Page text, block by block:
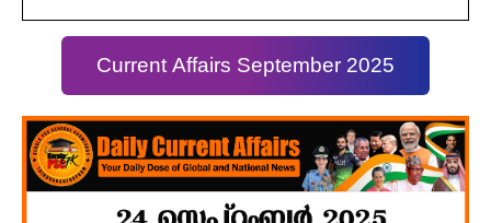
Current Affairs September 2025